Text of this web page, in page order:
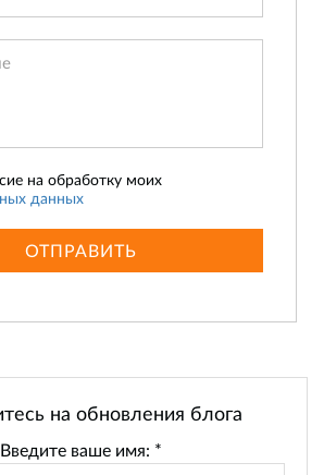
на обработку моих
данных
ОТПРАВИТЬ
на обновления блога
Введите ваше имя: *